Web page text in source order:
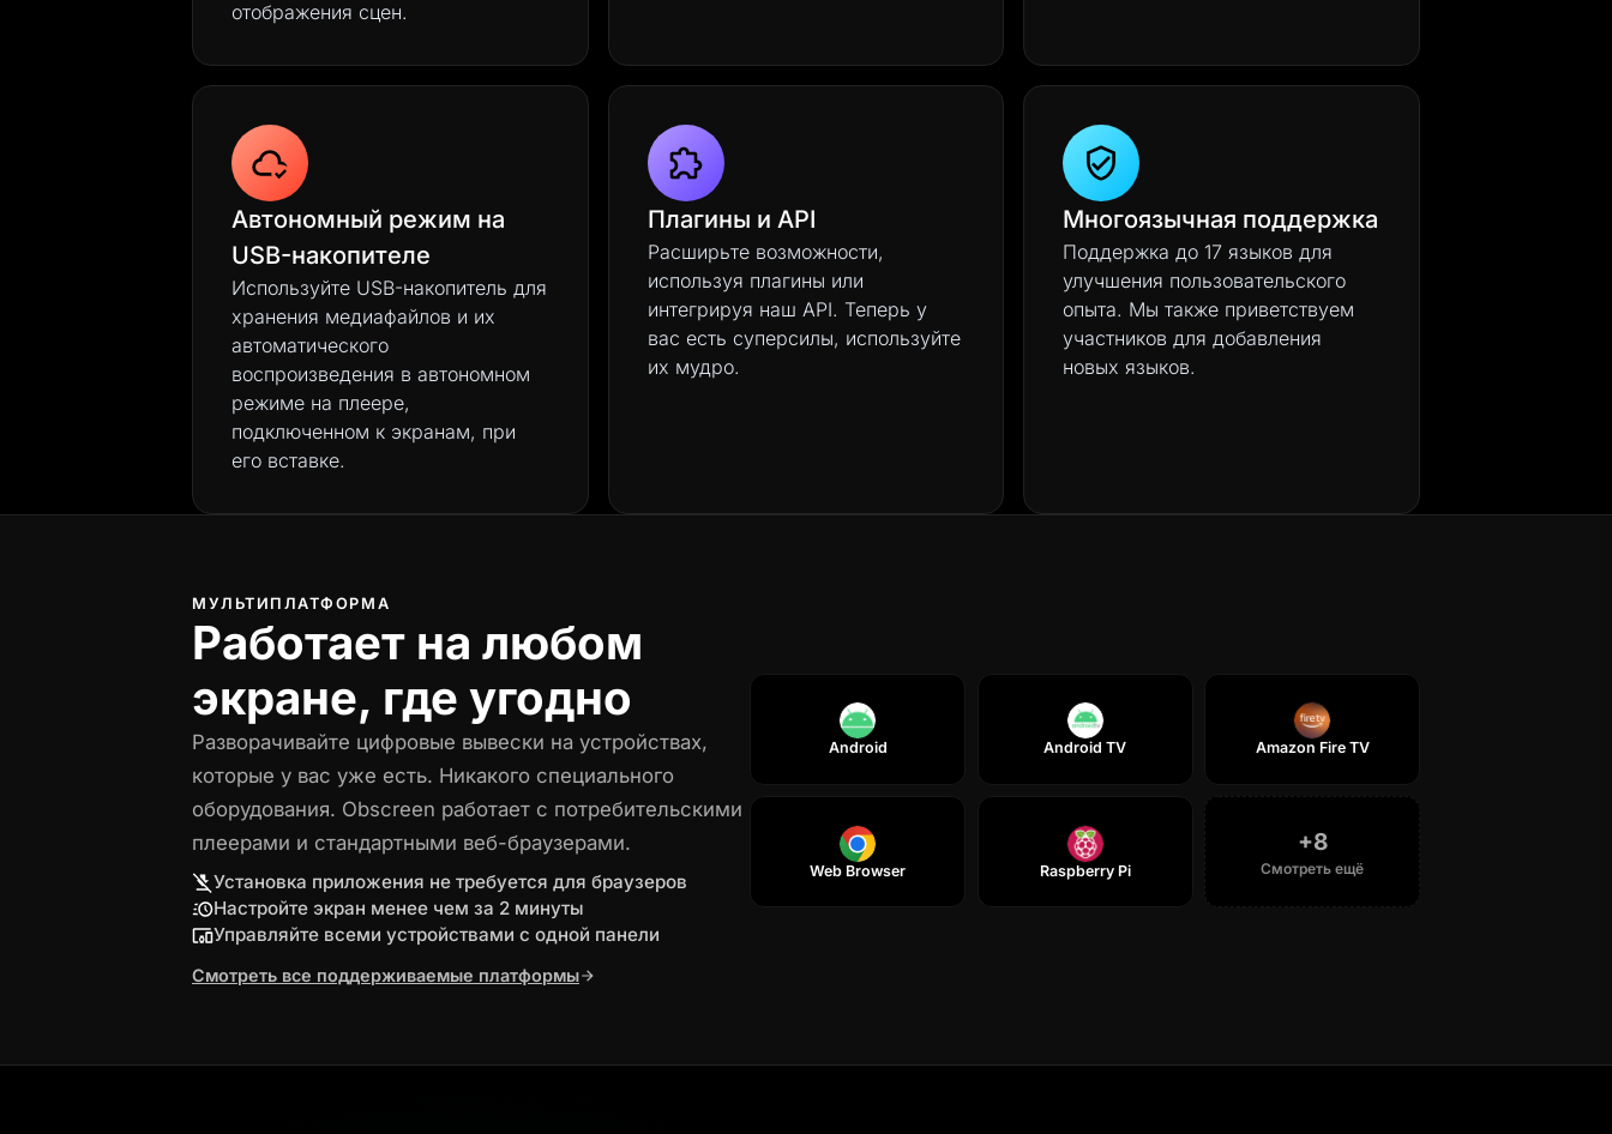
отображения сцен.
Автономный режим на
USB-накопителе
Используйте USB-накопитель для
хранения медиафайлов и их
автоматического
воспроизведения в автономном
режиме на плеере,
подключенном к экранам, при
его вставке.
Плагины и API
Расширьте возможности,
используя плагины или
интегрируя наш API. Теперь у
вас есть суперсилы, используйте
их мудро.
Многоязычная поддержка
Поддержка до 17 языков для
улучшения пользовательского
опыта. Мы также приветствуем
участников для добавления
новых языков.
МУЛЬТИПЛАТФОРМА
Работает на любом
экране, где угодно
Разворачивайте цифровые вывески на устройствах,
которые у вас уже есть. Никакого специального
оборудования. Obscreen работает с потребительскими
плеерами и стандартными веб-браузерами.
Установка приложения не требуется для браузеров
Настройте экран менее чем за 2 минуты
Управляйте всеми устройствами с одной панели
Смотреть все поддерживаемые платформы
Android Android TV Amazon Fire TV
Web Browser Raspberry Pi
+8
Смотреть ещё